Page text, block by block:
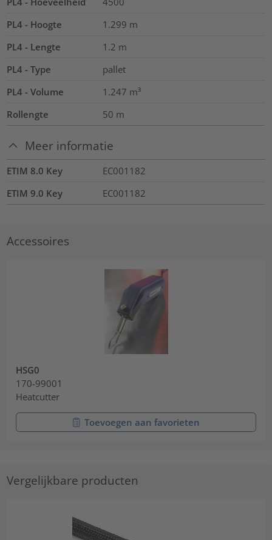
PL4 - Hoogte
1.299 m
PL4 - Lengte
1.2 m
PL4 - Type
pallet
PL4 - Volume
1.247 m³
Rollengte
50 m
Meer informatie
ETIM 8.0 Key
EC001182
ETIM 9.0 Key
EC001182
Accessoires
HSG0
170-99001
Heatcutter
Toevoegen aan favorieten
Vergelijkbare producten